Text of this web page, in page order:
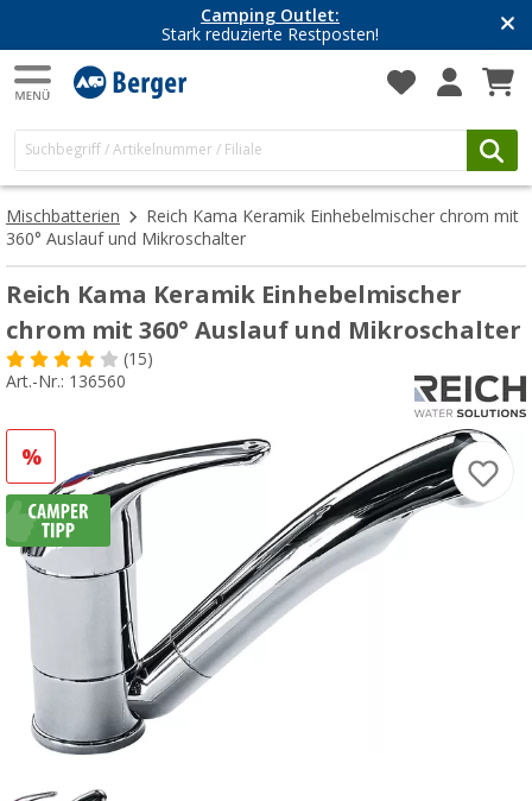
Camping Outlet:
Stark reduzierte Restposten!
Mischbatterien
Reich Kama Keramik Einhebelmischer chrom mit
360° Auslauf und Mikroschalter
Reich Kama Keramik Einhebelmischer
chrom mit 360° Auslauf und Mikroschalter
(15)
Art.-Nr.: 136560
%